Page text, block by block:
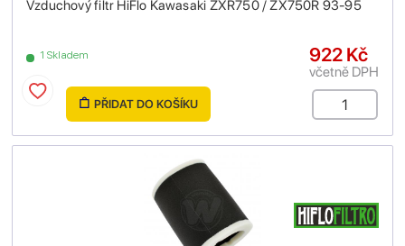
Vzduchový filtr HiFlo Kawasaki ZXR750 / ZX750R 93-95
1 Skladem 922 Kč
včetně DPH
PŘIDAT DO KOŠÍKU